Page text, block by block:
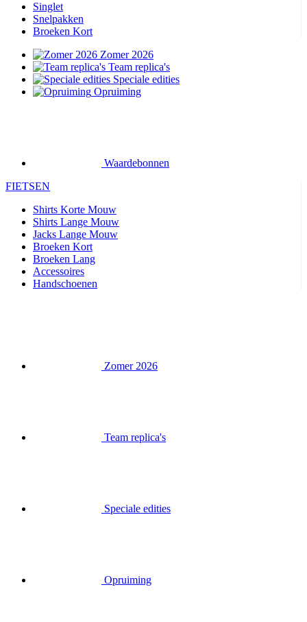
Singlet
Snelpakken
Broeken Kort
Zomer 2026
Team replica's
Speciale edities
Opruiming
Shirts Lange Mouw
Broeken Kort
Accessoires
Handschoenen
Mand